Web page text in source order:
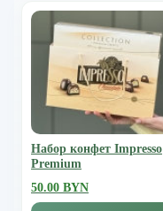
Набор конфет Impresso
Premium
50.00 BYN